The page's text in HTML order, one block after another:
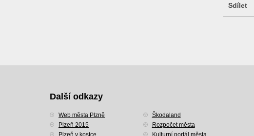
Sdílet
Další odkazy
Web města Plzně
Plzeň 2015
Plzeň v kostce
Škodaland
Rozpočet města
Kulturní portál města